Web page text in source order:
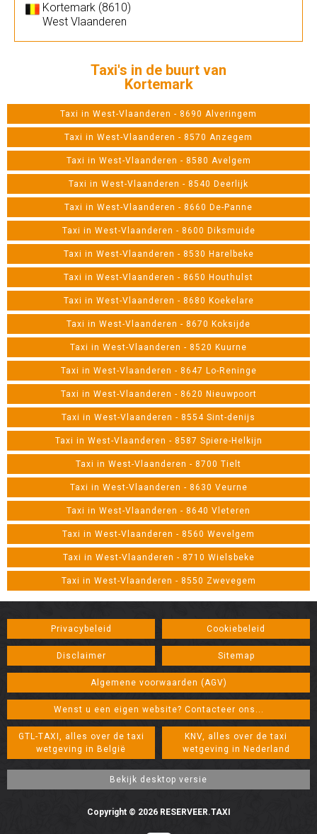
Kortemark (8610)
West Vlaanderen
Taxi's in de buurt van
Kortemark
Taxi in West-Vlaanderen - 8690 Alveringem
Taxi in West-Vlaanderen - 8570 Anzegem
Taxi in West-Vlaanderen - 8580 Avelgem
Taxi in West-Vlaanderen - 8540 Deerlijk
Taxi in West-Vlaanderen - 8660 De-Panne
Taxi in West-Vlaanderen - 8600 Diksmuide
Taxi in West-Vlaanderen - 8530 Harelbeke
Taxi in West-Vlaanderen - 8650 Houthulst
Taxi in West-Vlaanderen - 8680 Koekelare
Taxi in West-Vlaanderen - 8670 Koksijde
Taxi in West-Vlaanderen - 8520 Kuurne
Taxi in West-Vlaanderen - 8647 Lo-Reninge
Taxi in West-Vlaanderen - 8620 Nieuwpoort
Taxi in West-Vlaanderen - 8554 Sint-denijs
Taxi in West-Vlaanderen - 8587 Spiere-Helkijn
Taxi in West-Vlaanderen - 8700 Tielt
Taxi in West-Vlaanderen - 8630 Veurne
Taxi in West-Vlaanderen - 8640 Vleteren
Taxi in West-Vlaanderen - 8560 Wevelgem
Taxi in West-Vlaanderen - 8710 Wielsbeke
Taxi in West-Vlaanderen - 8550 Zwevegem
Privacybeleid Cookiebeleid
Disclaimer Sitemap
Algemene voorwaarden (AGV)
Wenst u een eigen website? Contacteer ons...
GTL-TAXI, alles over de taxi
wetgeving in België
KNV, alles over de taxi
wetgeving in Nederland
Copyright © 2026 RESERVEER.TAXI